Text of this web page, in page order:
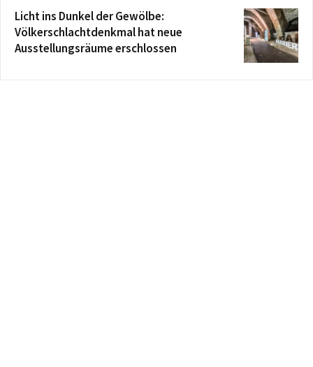
Licht ins Dunkel der Gewölbe:
Völkerschlachtdenkmal hat neue
Ausstellungsräume erschlossen